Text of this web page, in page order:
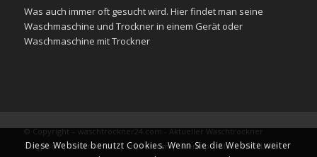
Was auch immer oft gesucht wird. Hier findet man seine
Waschmaschine und Trockner in einem Gerät oder
Waschmaschine mit Trockner
© Copyright – waschtrockner24.com - Aktueller Waschtrockner
Vergleich |Datenschutz| Impressum|Sitemap|Made with Love.
Diese Website benutzt Cookies. Wenn Sie die Website weiter